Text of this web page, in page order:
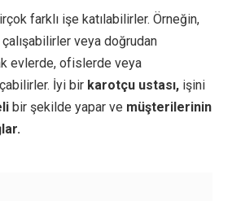
farklı işe katılabilirler. Örneğin,
veya doğrudan
evlerde, ofislerde veya
İyi bir karotçu ustası, işini
bir şekilde yapar ve müşterilerinin